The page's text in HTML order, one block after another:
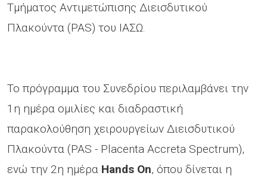
Τμήματος Αντιμετώπισης Διεισδυτικού
Πλακούντα (PAS) του ΙΑΣΩ.
Το πρόγραμμα του Συνεδρίου περιλαμβάνει την
1η ημέρα ομιλίες και διαδραστική
παρακολούθηση χειρουργείων Διεισδυτικού
Πλακούντα (PAS - Placenta Accreta Spectrum),
ενώ την 2η ημέρα Hands On, όπου δίνεται η